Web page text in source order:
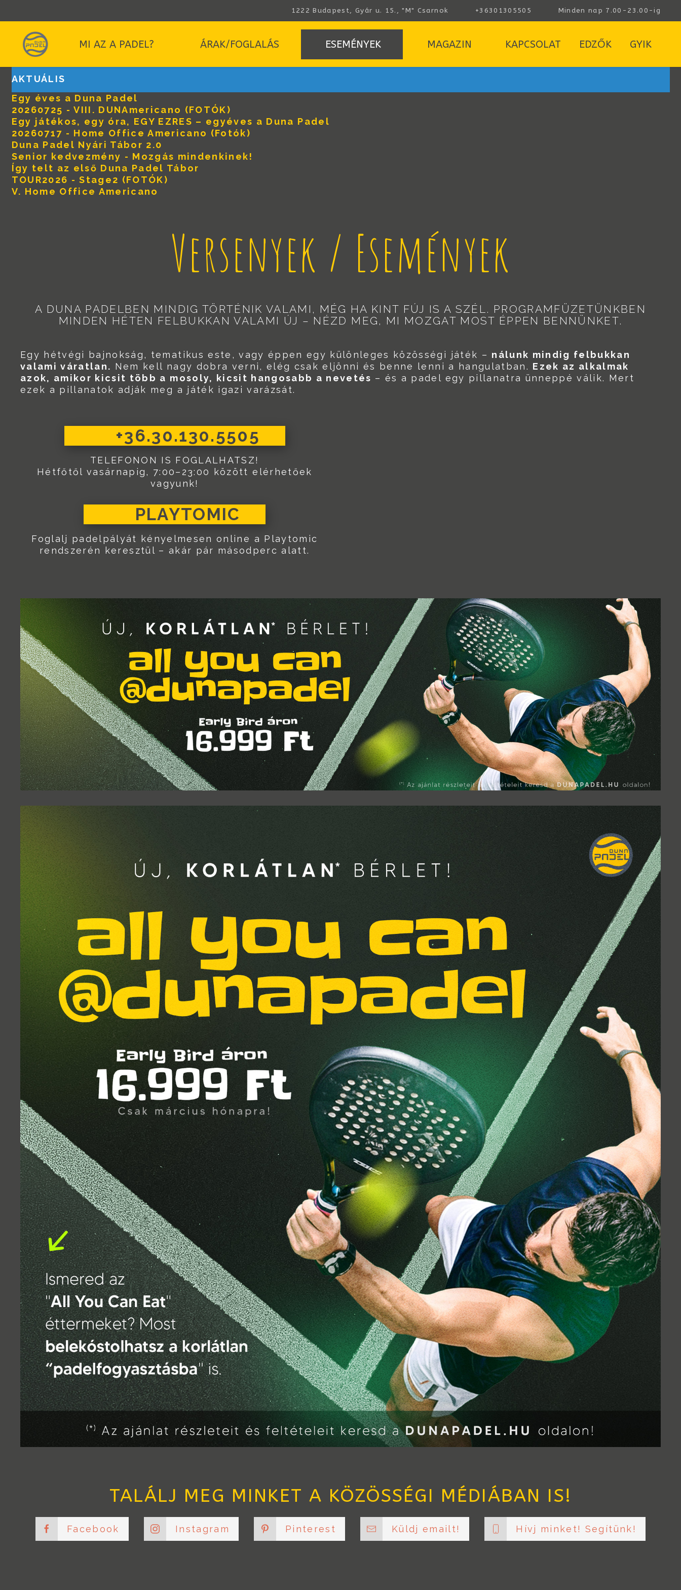
1222 Budapest, Gyár u. 15., "M" Csarnok +36301305505 Minden nap 7.00-23.00-ig
MI AZ A PADEL? ÁRAK/FOGLALÁS ESEMÉNYEK MAGAZIN KAPCSOLAT EDZŐK GYIK
AKTUÁLIS
Egy éves a Duna Padel
20260725 - VIII. DUNAmericano (FOTÓK)
Egy játékos, egy óra, EGY EZRES – egyéves a Duna Padel
20260717 - Home Office Americano (Fotók)
Duna Padel Nyári Tábor 2.0
Senior kedvezmény - Mozgás mindenkinek!
Így telt az első Duna Padel Tábor
TOUR2026 - Stage2 (FOTÓK)
V. Home Office Americano
Versenyek / Események
A DUNA PADELBEN MINDIG TÖRTÉNIK VALAMI, MÉG HA KINT FÚJ IS A SZÉL. PROGRAMFÜZETÜNKBEN
MINDEN HÉTEN FELBUKKAN VALAMI ÚJ – NÉZD MEG, MI MOZGAT MOST ÉPPEN BENNÜNKET.
Egy hétvégi bajnokság, tematikus este, vagy éppen egy különleges közösségi játék – nálunk mindig felbukkan
valami váratlan. Nem kell nagy dobra verni, elég csak eljönni és benne lenni a hangulatban. Ezek az alkalmak
azok, amikor kicsit több a mosoly, kicsit hangosabb a nevetés – és a padel egy pillanatra ünneppé válik. Mert
ezek a pillanatok adják meg a játék igazi varázsát.
+36.30.130.5505
TELEFONON IS FOGLALHATSZ!
Hétfőtől vasárnapig, 7:00–23:00 között elérhetőek
vagyunk!
PLAYTOMIC
Foglalj padelpályát kényelmesen online a Playtomic
rendszerén keresztül – akár pár másodperc alatt.
TALÁLJ MEG MINKET A KÖZÖSSÉGI MÉDIÁBAN IS!
Facebook Instagram Pinterest Küldj emailt! Hívj minket! Segítünk!